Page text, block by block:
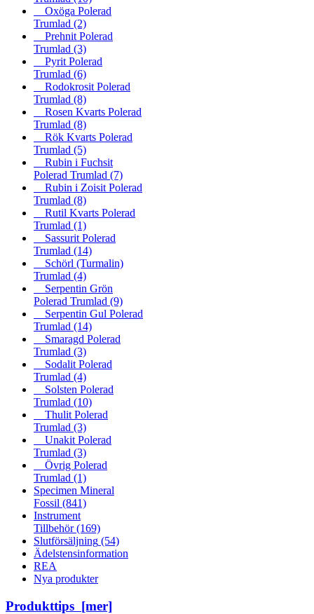
Oxöga Polerad
Trumlad (2)
Prehnit Polerad
Trumlad (3)
Pyrit Polerad
Trumlad (6)
Rodokrosit Polerad
Trumlad (8)
Rosen Kvarts Polerad
Trumlad (8)
Rök Kvarts Polerad
Trumlad (5)
Rubin i Fuchsit
Polerad Trumlad (7)
Rubin i Zoisit Polerad
Trumlad (8)
Rutil Kvarts Polerad
Trumlad (1)
Sassurit Polerad
Trumlad (14)
Schörl (Turmalin)
Trumlad (4)
Serpentin Grön
Polerad Trumlad (9)
Serpentin Gul Polerad
Trumlad (14)
Smaragd Polerad
Trumlad (3)
Sodalit Polerad
Trumlad (4)
Solsten Polerad
Trumlad (10)
Thulit Polerad
Trumlad (3)
Unakit Polerad
Trumlad (3)
Övrig Polerad
Trumlad (1)
Specimen Mineral
Fossil (841)
Instrument
Tillbehör(169)
Slutförsäljning (54)
Ädelstensinformation
REA
Nya produkter
Produkttips [mer]